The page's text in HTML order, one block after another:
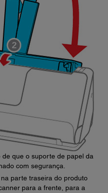
de que o suporte de papel da
com segurança.
parte traseira do produto
para a frente, para a